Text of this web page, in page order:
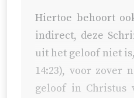
Hiertoe behoort
indirect, deze
uit het geloof niet is,
14:23), voor zover
geloof in Christus